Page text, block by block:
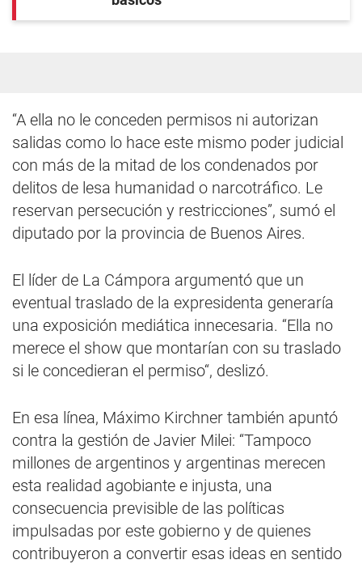
“A ella no le conceden permisos ni autorizan
salidas como lo hace este mismo poder judicial
con más de la mitad de los condenados por
delitos de lesa humanidad o narcotráfico. Le
reservan persecución y restricciones”, sumó el
diputado por la provincia de Buenos Aires.
El líder de La Cámpora argumentó que un
eventual traslado de la expresidenta generaría
una exposición mediática innecesaria. “Ella no
merece el show que montarían con su traslado
si le concedieran el permiso“, deslizó.
En esa línea, Máximo Kirchner también apuntó
contra la gestión de Javier Milei: “Tampoco
millones de argentinos y argentinas merecen
esta realidad agobiante e injusta, una
consecuencia previsible de las políticas
impulsadas por este gobierno y de quienes
contribuyeron a convertir esas ideas en sentido